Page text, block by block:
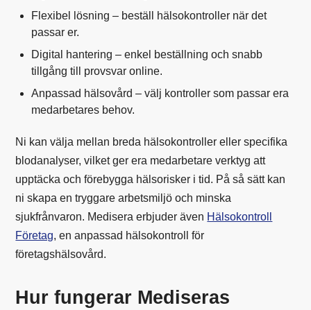
Flexibel lösning – beställ hälsokontroller när det
passar er.
Digital hantering – enkel beställning och snabb
tillgång till provsvar online.
Anpassad hälsovård – välj kontroller som passar era
medarbetares behov.
Ni kan välja mellan breda hälsokontroller eller specifika
blodanalyser, vilket ger era medarbetare verktyg att
upptäcka och förebygga hälsorisker i tid. På så sätt kan
ni skapa en tryggare arbetsmiljö och minska
sjukfrånvaron. Medisera erbjuder även Hälsokontroll
Företag, en anpassad hälsokontroll för
företagshälsovård.
Hur fungerar Mediseras